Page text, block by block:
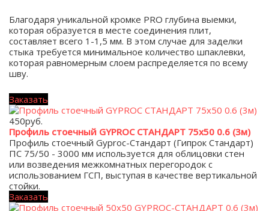
Благодаря уникальной кромке PRO глубина выемки,
которая образуется в месте соединения плит,
составляет всего 1-1,5 мм. В этом случае для заделки
стыка требуется минимальное количество шпаклевки,
которая равномерным слоем распределяется по всему
шву.
Заказать
450руб.
Профиль стоечный GYPROC СТАНДАРТ 75х50 0.6 (3м)
Профиль стоечный Gyproc-Стандарт (Гипрок Стандарт)
ПС 75/50 - 3000 мм используется для облицовки стен
или возведения межкомнатных перегородок с
использованием ГСП, выступая в качестве вертикальной
стойки.
Заказать